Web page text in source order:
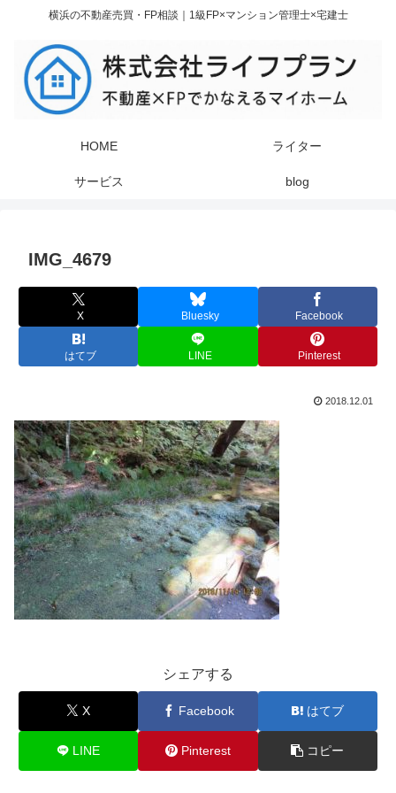
横浜の不動産売買・FP相談｜1級FP×マンション管理士×宅建士
HOME ライター
サービス blog
IMG_4679
X Bluesky Facebook
はてブ LINE Pinterest
2018.12.01
シェアする
X Facebook はてブ
LINE Pinterest コピー